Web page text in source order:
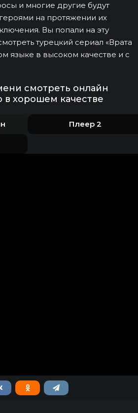
и многие другие будут
на протяжении их
Вы попали на эту
турецкий сериал «Врата
языке в высоком качестве и с
смотреть онлайн
в хорошем качестве
Плеер 2